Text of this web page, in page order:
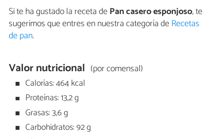
Si te ha gustado la receta dePan casero esponjoso, te
sugerimos que entres en nuestra categoría deRecetas
de pan.
Valor nutricional (por comensal)
Calorías: 464 kcal
Proteínas: 13,2 g
Grasas: 3,6 g
Carbohidratos: 92 g